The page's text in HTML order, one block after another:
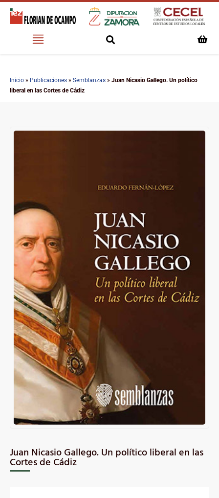
Inicio » Publicaciones » Semblanzas » Juan Nicasio Gallego. Un político
liberal en las Cortes de Cádiz
Juan Nicasio Gallego. Un político liberal en las
Cortes de Cádiz